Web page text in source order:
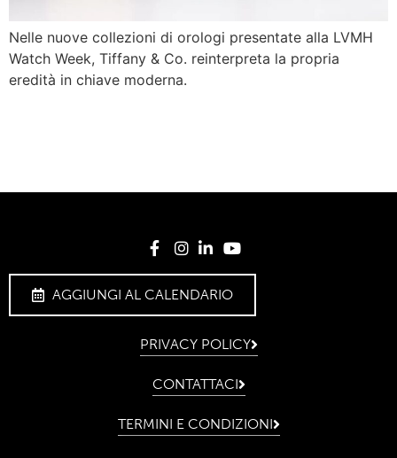
Nelle nuove collezioni di orologi presentate alla LVMH
Watch Week, Tiffany & Co. reinterpreta la propria
eredità in chiave moderna.
AGGIUNGI AL CALENDARIO
PRIVACY POLICY
CONTATTACI
TERMINI E CONDIZIONI